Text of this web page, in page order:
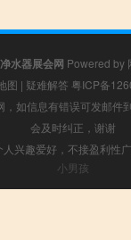
净水器展会网 Powered by
图 | 疑难解答 粤ICP备
，如信息有错误可发邮件
会及时纠正，谢谢
兴趣爱好，不接盈利性
小男孩